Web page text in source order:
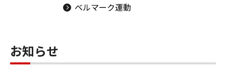
ベルマーク運動
お知らせ